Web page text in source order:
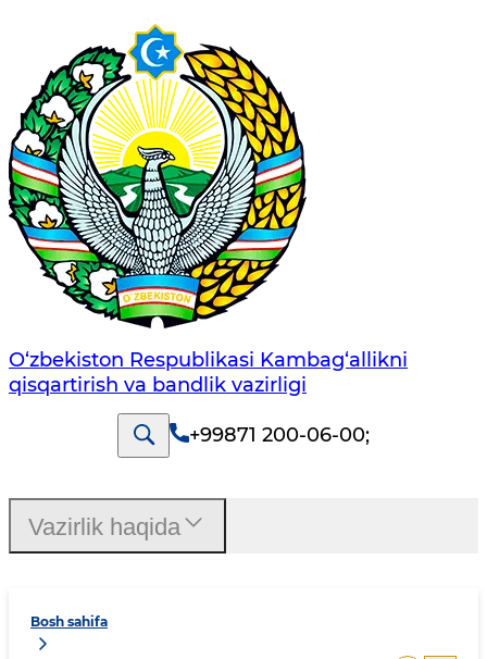
O‘zbekiston Respublikasi Kambag‘allikni
qisqartirish va bandlik vazirligi
+99871 200-06-00;
Bosh sahifa
Vazirlik haqida